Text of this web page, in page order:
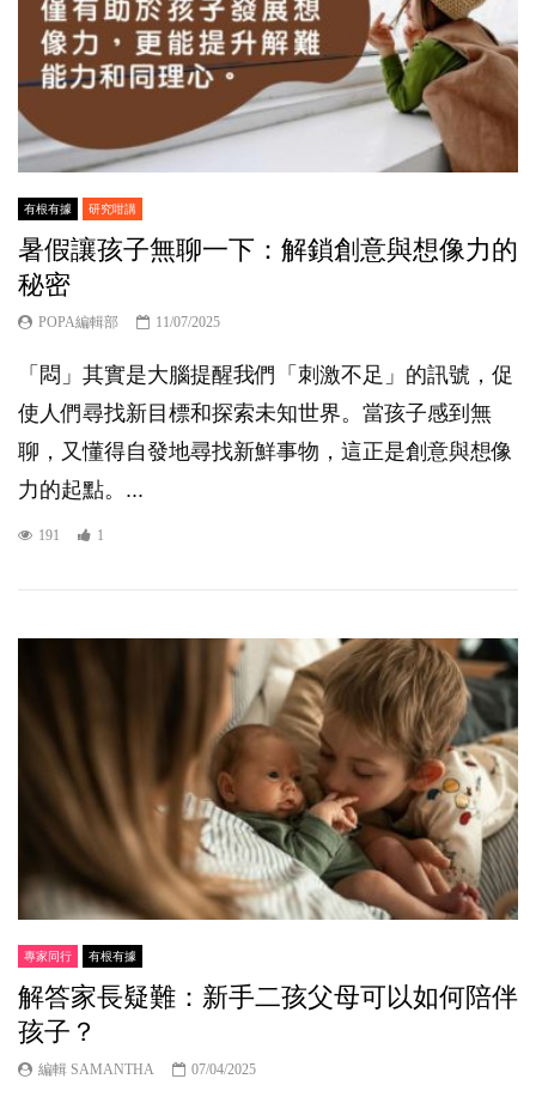
有根有據 研究咁講
暑假讓孩子無聊一下：解鎖創意與想像力的
秘密
POPA編輯部 11/07/2025
「悶」其實是大腦提醒我們「刺激不足」的訊號，促
使人們尋找新目標和探索未知世界。當孩子感到無
聊，又懂得自發地尋找新鮮事物，這正是創意與想像
力的起點。...
191 1
專家同行 有根有據
解答家長疑難：新手二孩父母可以如何陪伴
孩子？
編輯 SAMANTHA 07/04/2025